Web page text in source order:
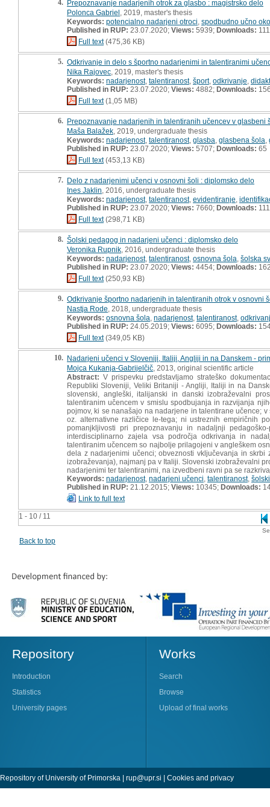
1 - 10 / 11
4. Prepoznavanje nadarjenih otrok za glasbo : magistrsko delo
Polonca Gabriel , 2019, master's thesis
Keywords: potencialno nadarjeni otroci spodbudno učno
Published in RUP: 23.07.2020; Views: 5939; Downloads: 111
Full text(475,36 KB)
5. Odkrivanje in delo s športno nadarjenimi in talentiranimi
Nika Rajovec , 2019, master's thesis
Keywords: nadarjenost, talentiranost, šport, odkrivanje
Published in RUP: 23.07.2020; Views: 4882; Downloads:
Full text(1,05 MB)
6. Prepoznavanje nadarjenih in talentiranih učencev v glasbeni
Maša Balažek , 2019, undergraduate thesis
Keywords: nadarjenost, talentiranost, glasba glasbena šola
Published in RUP: 23.07.2020; Views: 5707; Downloads: 65
Full text(453,13 KB)
7. Delo z nadarjenimi učenci v osnovni šoli : diplomsko delo
Ines Jaklin , 2016, undergraduate thesis
Keywords: nadarjenost, talentiranost, evidentiranje
Published in RUP: 23.07.2020; Views: 7660; Downloads: 111
Full text(298,71 KB)
8. Šolski pedagog in nadarjeni učenci : diplomsko delo
Veronika Rupnik , 2016, undergraduate thesis
Keywords: nadarjenost, talentiranost, osnovna šola šolska
Published in RUP: 23.07.2020; Views: 4454; Downloads:
Full text(250,93 KB)
9. Odkrivanje športno nadarjenih in talentiranih otrok v osnovni
Nastja Rode , 2018, undergraduate thesis
Keywords: osnovna šola nadarjenost, talentiranost,
Published in RUP: 24.05.2019; Views: 6095; Downloads:
Full text(349,05 KB)
10. Nadarjeni učenci v Sloveniji, Italiji, Angliji in na Danskem -
Mojca Kukanja-Gabrijelčič , 2013, original scientific article
Abstract: V prispevku predstavljamo strateško
Republiki Sloveniji, Veliki Britaniji - Angliji, Italiji in na
slovenski, angleški, italijanski in danski izobraževalni
talentiranim učencem v smislu spodbujanja in razvijanja
pojmov, ki se nanašajo na nadarjene in talentirane učence;
oz. alternativne različice le-tega; ni ustreznih empiričnih
pomanjkljivosti pri prepoznavanju in nadaljnji
interdisciplinarno zajela vsa področja odkrivanja in
talentiranim učencem so najbolje prilagojeni v angleškem
dela z nadarjenimi učenci; obveznosti vključevanja in
izobraževanja), najmanj pa v Italiji. Slovenski izobraževalni
nadarjenimi ter talentiranimi, na izvedbeni ravni pa se
Keywords: nadarjenost, nadarjeni učenci talentiranost,
Published in RUP: 21.12.2015; Views: 10345; Downloads:
Link to full text
Back to top
Repository
Introduction
Statistics
University pages
Works
Search
Browse
Upload of final works
Repository of University of Primorska | rup@upr.si | Cookies and privacy